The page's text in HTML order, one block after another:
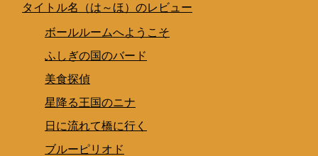
タイトル名（は～ほ）のレビュー
ボールルームへようこそ
ふしぎの国のバード
美食探偵
星降る王国のニナ
日に流れて橋に行く
ブルーピリオド